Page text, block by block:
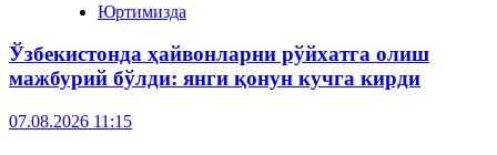
Юртимизда
Ўзбекистонда ҳайвонларни рўйхатга олиш
мажбурий бўлди: янги қонун кучга кирди
07.08.2026 11:15